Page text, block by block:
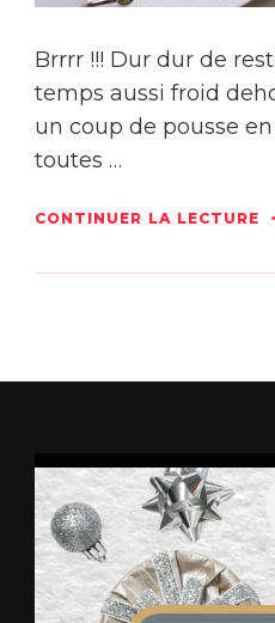
Brrrr !!! Dur dur de
temps aussi froid
un coup de pousse
toutes …
CONTINUER LA LECTURE